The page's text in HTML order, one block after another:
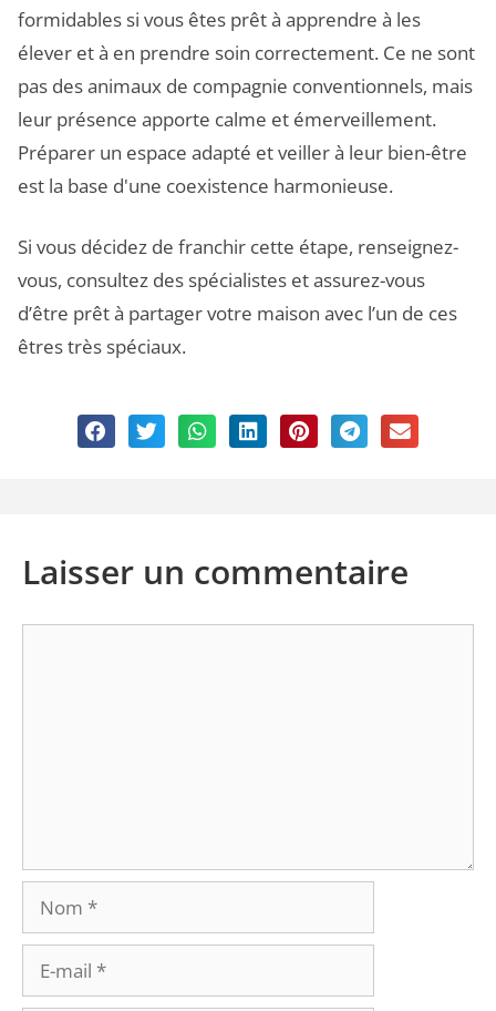
formidables si vous êtes prêt à apprendre à les
élever et à en prendre soin correctement. Ce ne sont
pas des animaux de compagnie conventionnels, mais
leur présence apporte calme et émerveillement.
Préparer un espace adapté et veiller à leur bien-être
est la base d'une coexistence harmonieuse.
Si vous décidez de franchir cette étape, renseignez-
vous, consultez des spécialistes et assurez-vous
d’être prêt à partager votre maison avec l’un de ces
êtres très spéciaux.
Laisser un commentaire